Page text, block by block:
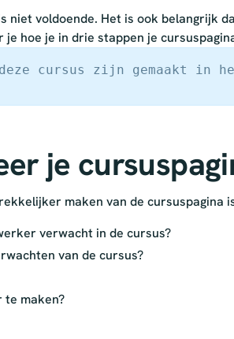
niet voldoende. Het is ook belangrijk
je hoe je in drie stappen je
deze cursus zijn gemaakt in
je
maken van de
verwacht in de cursus?
van de cursus?
maken?